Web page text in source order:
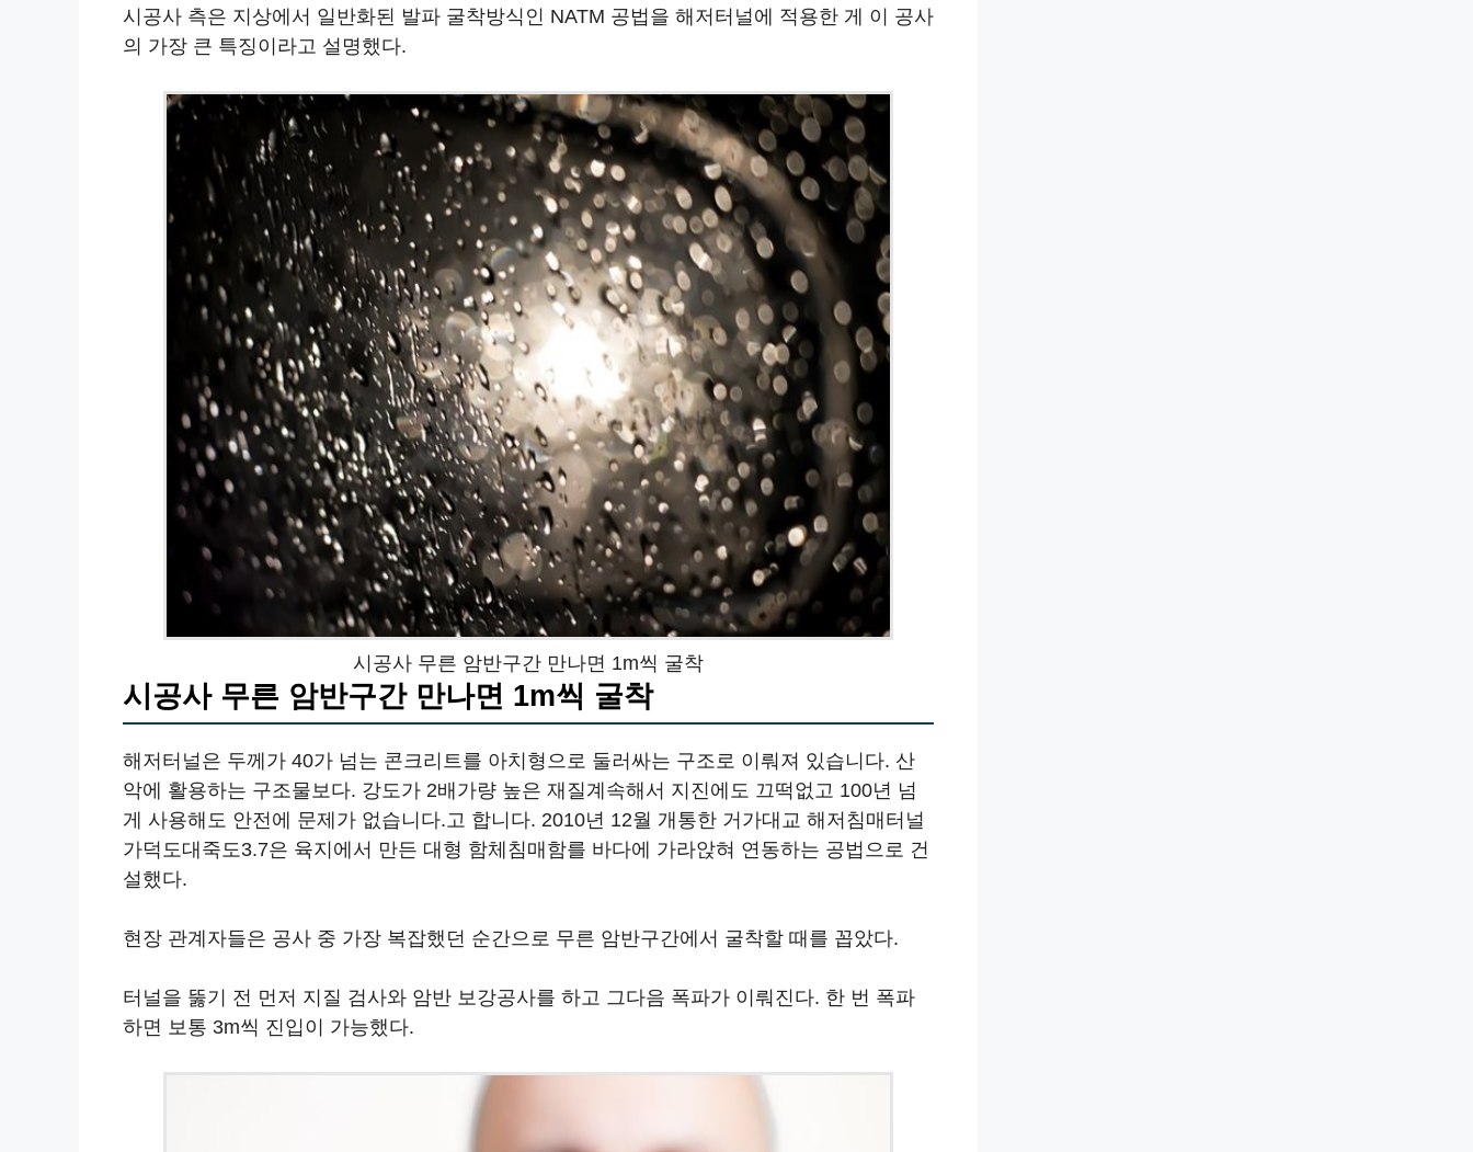
시공사 측은 지상에서 일반화된 발파 굴착방식인 NATM 공법을 해저터널에 적용한 게 이 공사
의 가장 큰 특징이라고 설명했다.
시공사 무른 암반구간 만나면 1m씩 굴착
시공사 무른 암반구간 만나면 1m씩 굴착
해저터널은 두께가 40가 넘는 콘크리트를 아치형으로 둘러싸는 구조로 이뤄져 있습니다. 산
악에 활용하는 구조물보다. 강도가 2배가량 높은 재질계속해서 지진에도 끄떡없고 100년 넘
게 사용해도 안전에 문제가 없습니다.고 합니다. 2010년 12월 개통한 거가대교 해저침매터널
가덕도대죽도3.7은 육지에서 만든 대형 함체침매함를 바다에 가라앉혀 연동하는 공법으로 건
설했다.
현장 관계자들은 공사 중 가장 복잡했던 순간으로 무른 암반구간에서 굴착할 때를 꼽았다.
터널을 뚫기 전 먼저 지질 검사와 암반 보강공사를 하고 그다음 폭파가 이뤄진다. 한 번 폭파
하면 보통 3m씩 진입이 가능했다.